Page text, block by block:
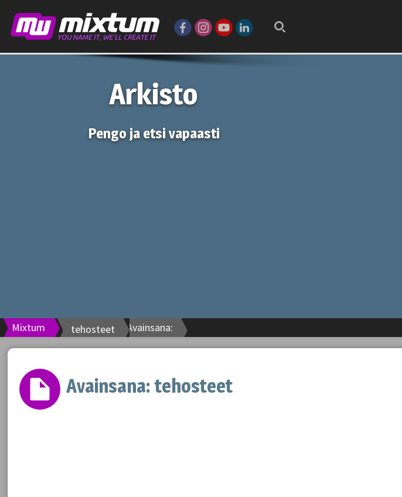
Arkisto
Pengo ja etsi vapaasti
Mixtum Avainsana:
tehosteet
Avainsana:tehosteet